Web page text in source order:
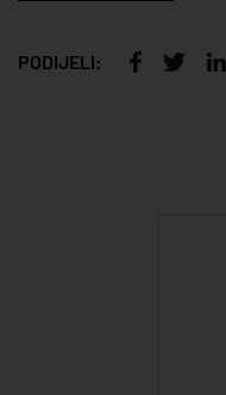
PODIJELI: